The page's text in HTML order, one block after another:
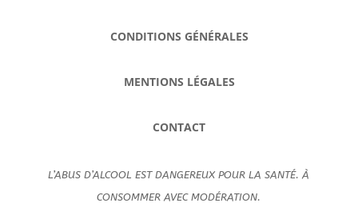
CONDITIONS GÉNÉRALES
MENTIONS LÉGALES
CONTACT
L’ABUS D’ALCOOL EST DANGEREUX POUR LA SANTÉ. À
CONSOMMER AVEC MODÉRATION.